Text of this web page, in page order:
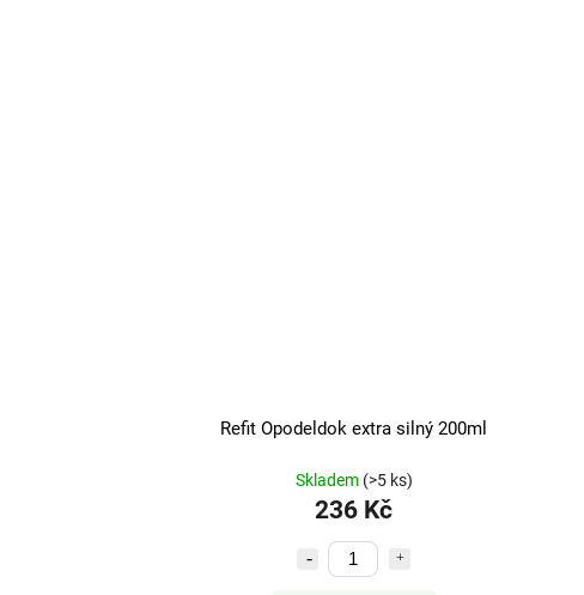
Refit Opodeldok extra silný 200ml
Skladem (>5 ks)
236 Kč